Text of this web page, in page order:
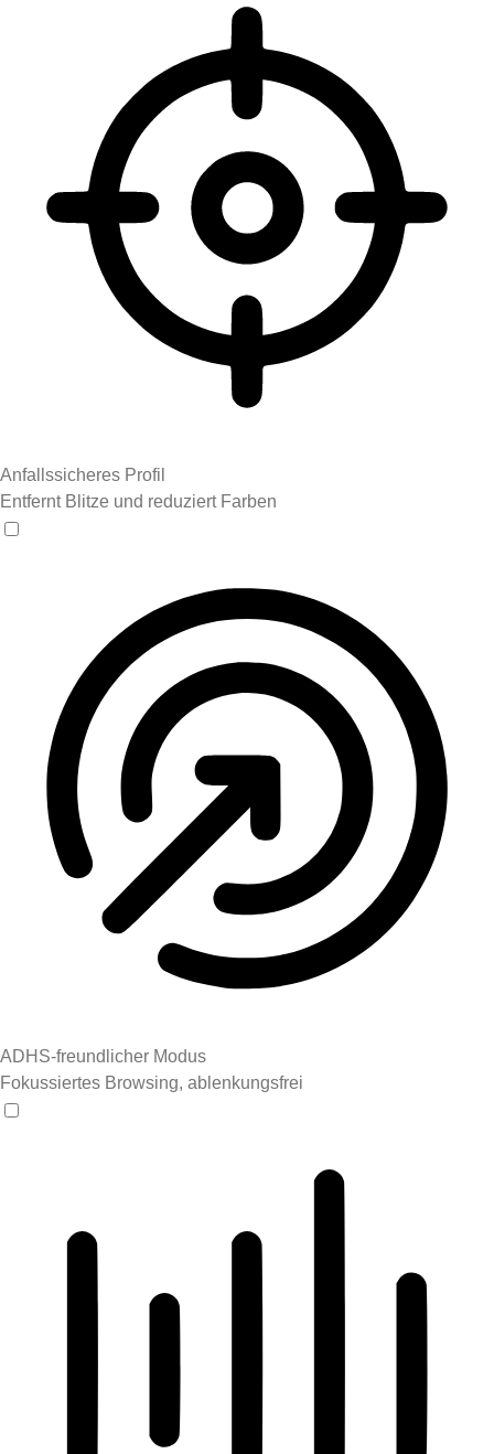
Anfallssicheres Profil
Entfernt Blitze und reduziert Farben
ADHS-freundlicher Modus
Fokussiertes Browsing, ablenkungsfrei